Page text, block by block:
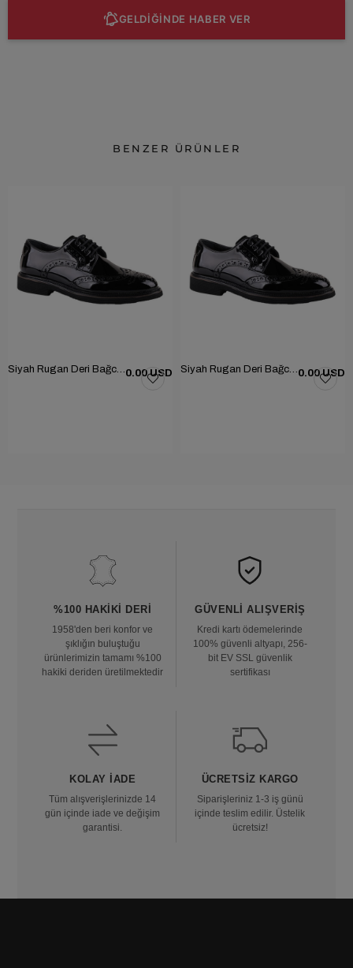
GELDİĞİNDE HABER VER
BENZER ÜRÜNLER
0.00 USD 0.00 USD
%100 HAKIKI DERI
1958'den beri konfor ve
şıklığın buluştuğu
ürünlerimizin tamamı %100
hakiki deriden üretilmektedir
GÜVENLI ALIŞVERIŞ
Kredi kartı ödemelerinde
100% güvenli altyapı, 256-
bit EV SSL güvenlik
sertifikası
KOLAY İADE
Tüm alışverişlerinizde 14
gün içinde iade ve değişim
garantisi.
ÜCRETSIZ KARGO
Siparişleriniz 1-3 iş günü
içinde teslim edilir. Üstelik
ücretsiz!